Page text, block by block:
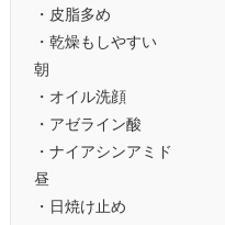
・皮脂多め
・乾燥もしやすい
朝
・オイル洗顔
・アゼライン酸
・ナイアシンアミド
昼
・日焼け止め